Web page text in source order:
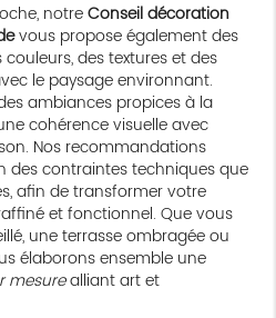
notreConseil décoration
vous propose également des
des textures et des
le paysage environnant.
ambiances propices à la
cohérence visuelle avec
Nos recommandations
des contraintes techniques que
afin de transformer votre
et fonctionnel. Que vous
une terrasse ombragée ou
élaborons ensemble une
mesurealliant art et